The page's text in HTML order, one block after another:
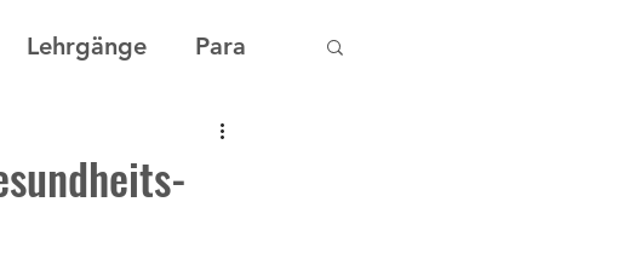
Lehrgänge Para